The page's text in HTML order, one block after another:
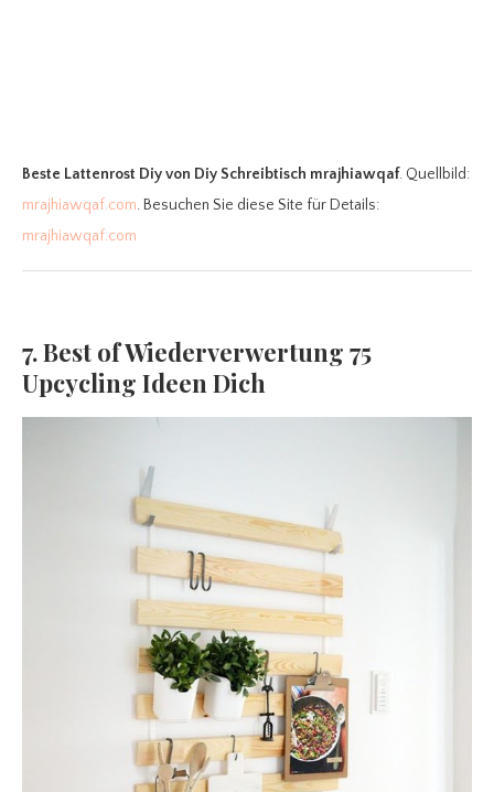
Beste Lattenrost Diyvon Diy Schreibtisch mrajhiawqaf. Quellbild:
mrajhiawqaf.com. Besuchen Sie diese Site für Details:
mrajhiawqaf.com
7. Best of Wiederverwertung 75
Upcycling Ideen Dich